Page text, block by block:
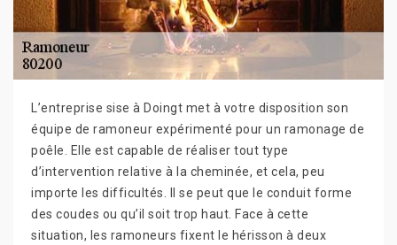
L’entreprise sise à Doingt met à votre disposition son
équipe de ramoneur expérimenté pour un ramonage de
poêle. Elle est capable de réaliser tout type
d’intervention relative à la cheminée, et cela, peu
importe les difficultés. Il se peut que le conduit forme
des coudes ou qu’il soit trop haut. Face à cette
situation, les ramoneurs fixent le hérisson à deux